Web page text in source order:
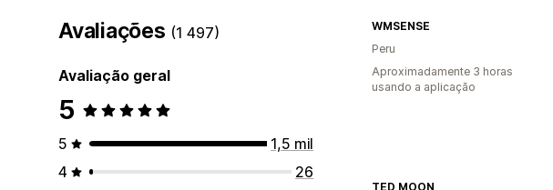
Avaliações (1 497)
Avaliação geral
5
5
1,5 mil
4
26
WMSENSE
Peru
Aproximadamente 3 horas
usando a aplicação
TED MOON